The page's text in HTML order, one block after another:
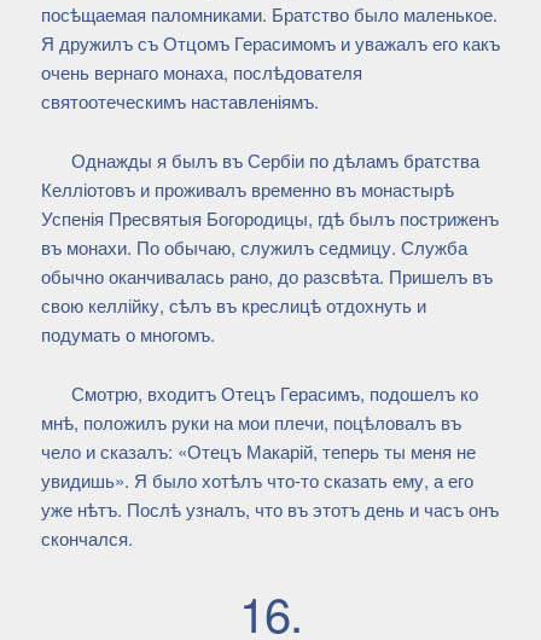
посѣщаемая паломниками. Братство было маленькое.
Я дружилъ съ Отцомъ Герасимомъ и уважалъ его какъ
очень вернаго монаха, послѣдователя
святоотеческимъ наставленіямъ.
Однажды я былъ въ Сербіи по дѣламъ братства
Келліотовъ и проживалъ временно въ монастырѣ
Успенія Пресвятыя Богородицы, гдѣ былъ постриженъ
въ монахи. По обычаю, служилъ седмицу. Служба
обычно оканчивалась рано, до разсвѣта. Пришелъ въ
свою келлійку, сѣлъ въ креслицѣ отдохнуть и
подумать о многомъ.
Смотрю, входитъ Отецъ Герасимъ, подошелъ ко
мнѣ, положилъ руки на мои плечи, поцѣловалъ въ
чело и сказалъ: «Отецъ Макарій, теперь ты меня не
увидишь». Я было хотѣлъ что-то сказать ему, а его
уже нѣтъ. Послѣ узналъ, что въ этотъ день и часъ онъ
скончался.
16.